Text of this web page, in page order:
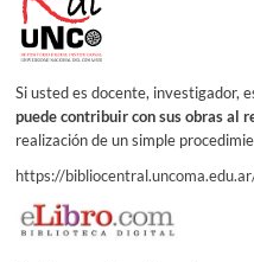
Si usted es docente, investigador,
puede contribuir con sus obras al
realización de un simple
https://